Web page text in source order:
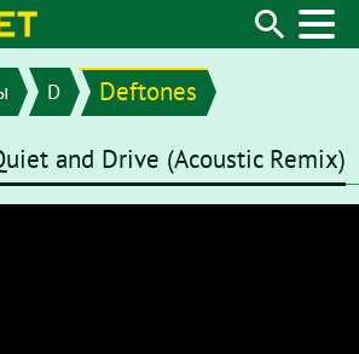
D Deftones
and Drive (Acoustic Remix)